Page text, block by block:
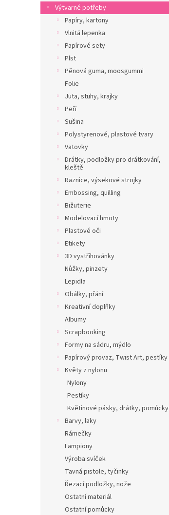
n
e
Výtvarné potřeby
Papíry, kartony
Vlnitá lepenka
Papírové sety
Plst
Pěnová guma, moosgummi
Folie
Juta, stuhy, krajky
Peří
Sušina
Polystyrenové, plastové tvary
Vatovky
Drátky, podložky pro drátkování,
kleště
Raznice, výsekové strojky
Embossing, quilling
Bižuterie
Modelovací hmoty
Plastové oči
Etikety
3D vystřihovánky
Nůžky, pinzety
Lepidla
Obálky, přání
Kreativní doplňky
Albumy
Scrapbooking
Formy na sádru, mýdlo
Papírový provaz, Twist Art, pestíky
Květy z nylonu
Nylony
Pestíky
Květinové pásky, drátky, pomůcky
Barvy, laky
Rámečky
Lampiony
Výroba svíček
Tavná pistole, tyčinky
Řezací podložky, nože
Ostatní materiál
Ostatní pomůcky